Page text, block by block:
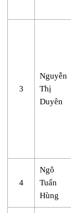
3
Nguyễn
Thị
Duyên
4
Ngô
Tuấn
Hùng